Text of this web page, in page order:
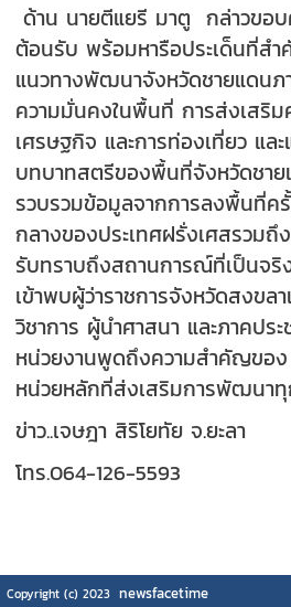
ด้าน นายตีแยรี มาตู กล่าวขอ
ต้อนรับ พร้อมหารือประเด็นที่สำ
แนวทางพัฒนาจังหวัดชายแดน
ความมั่นคงในพื้นที่ การส่งเสริม
เศรษฐกิจ และการท่องเที่ยว แล
บทบาทสตรีของพื้นที่จังหวัดชาย
รวบรวมข้อมูลจากการลงพื้นที่ค
กลางของประเทศฝรั่งเศสรวมถึ
รับทราบถึงสถานการณ์ที่เป็นจริ
เข้าพบผู้ว่าราชการจังหวัดสงข
วิชาการ ผู้นำศาสนา และภาคป
หน่วยงานพูดถึงความสำคัญของ
หน่วยหลักที่ส่งเสริมการพัฒนา
ข่าว..เจษฎา สิริโยทัย จ.ยะลา
โทร.064-126-5593
Copyright (c) 2023 newsfacetime